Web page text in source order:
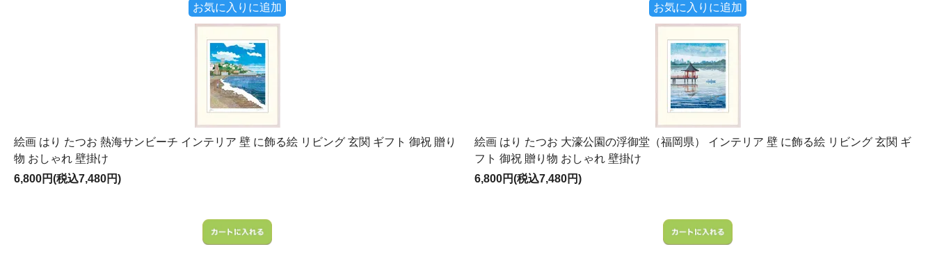
お気に入りに追加 お気に入りに追加
絵画 はり たつお 熱海サンビーチ インテリア 壁 に飾る絵 リビング 玄関 ギフト 御祝 贈り
物 おしゃれ 壁掛け
6,800円(税込7,480円)
絵画 はり たつお 大濠公園の浮御堂（福岡県） インテリア 壁 に飾る絵 リビング 玄関 ギ
フト 御祝 贈り物 おしゃれ 壁掛け
6,800円(税込7,480円)